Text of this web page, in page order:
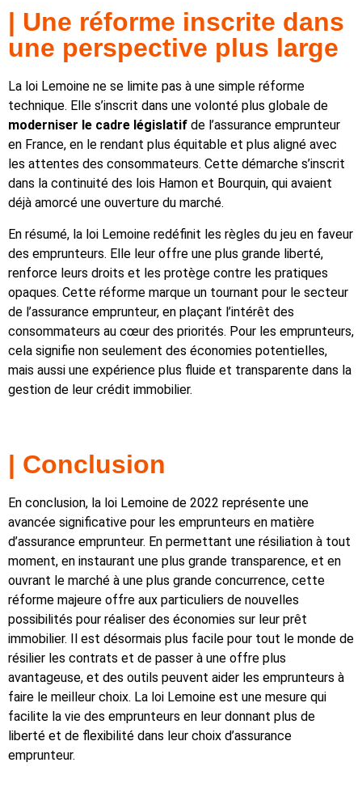
| Une réforme inscrite dans
une perspective plus large
La loi Lemoine ne se limite pas à une simple réforme
technique. Elle s’inscrit dans une volonté plus globale de
moderniser le cadre législatif de l’assurance emprunteur
en France, en le rendant plus équitable et plus aligné avec
les attentes des consommateurs. Cette démarche s’inscrit
dans la continuité des lois Hamon et Bourquin, qui avaient
déjà amorcé une ouverture du marché.
En résumé, la loi Lemoine redéfinit les règles du jeu en faveur
des emprunteurs. Elle leur offre une plus grande liberté,
renforce leurs droits et les protège contre les pratiques
opaques. Cette réforme marque un tournant pour le secteur
de l’assurance emprunteur, en plaçant l’intérêt des
consommateurs au cœur des priorités. Pour les emprunteurs,
cela signifie non seulement des économies potentielles,
mais aussi une expérience plus fluide et transparente dans la
gestion de leur crédit immobilier.
| Conclusion
En conclusion, la loi Lemoine de 2022 représente une
avancée significative pour les emprunteurs en matière
d’assurance emprunteur. En permettant une résiliation à tout
moment, en instaurant une plus grande transparence, et en
ouvrant le marché à une plus grande concurrence, cette
réforme majeure offre aux particuliers de nouvelles
possibilités pour réaliser des économies sur leur prêt
immobilier. Il est désormais plus facile pour tout le monde de
résilier les contrats et de passer à une offre plus
avantageuse, et des outils peuvent aider les emprunteurs à
faire le meilleur choix. La loi Lemoine est une mesure qui
facilite la vie des emprunteurs en leur donnant plus de
liberté et de flexibilité dans leur choix d’assurance
emprunteur.